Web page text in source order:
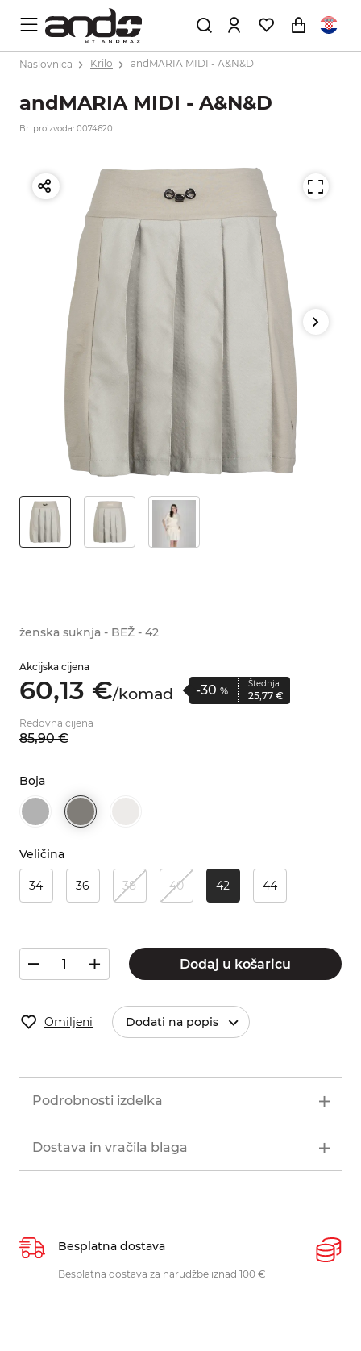
Naslovnica Krilo andMARIA MIDI - A&N&D
andMARIA MIDI - A&N&D
Br. proizvoda: 0074620
ženska suknja - BEŽ - 42
Akcijska cijena
60,13 €/komad -30 %
Štednja
25,77 €
Redovna cijena
85,90 €
Boja
Veličina
34 36 38 40 42 44
Dodaj u košaricu
Omiljeni Dodati na popis
Podrobnosti izdelka
Dostava in vračila blaga
Besplatna dostava
Besplatna dostava za narudžbe iznad 100 €